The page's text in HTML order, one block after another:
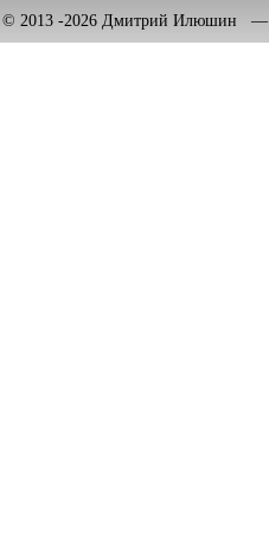
© 2013 -2026 Дмитрий